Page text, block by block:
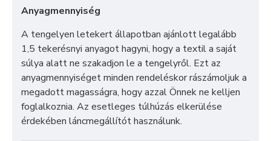
Anyagmennyiség
A tengelyen letekert állapotban ajánlott legalább
1,5 tekerésnyi anyagot hagyni, hogy a textil a saját
súlya alatt ne szakadjon le a tengelyről. Ezt az
anyagmennyiséget minden rendeléskor rászámoljuk a
megadott magasságra, hogy azzal Önnek ne kelljen
foglalkoznia. Az esetleges túlhúzás elkerülése
érdekében láncmegállítót használunk.